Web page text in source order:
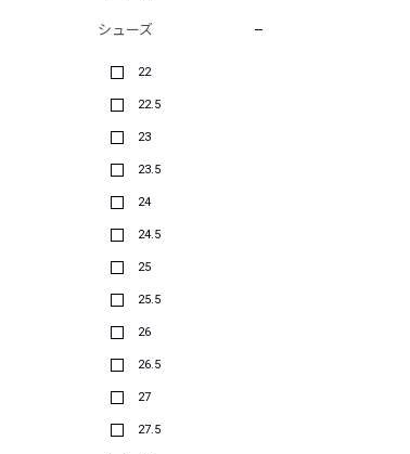
シューズ
22
22.5
23
23.5
24
24.5
25
25.5
26
26.5
27
27.5